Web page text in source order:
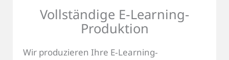
Vollständige E‑Learning-
Produktion
Wir produzieren Ihre E‑Learning‑